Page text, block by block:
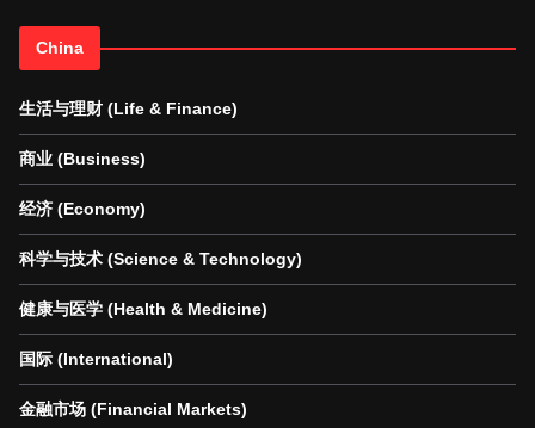
China
生活与理财 (Life & Finance)
商业 (Business)
经济 (Economy)
科学与技术 (Science & Technology)
健康与医学 (Health & Medicine)
国际 (International)
金融市场 (Financial Markets)